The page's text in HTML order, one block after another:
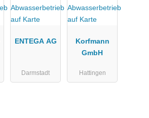
ENTEGA AG
Darmstadt
Korfmann
GmbH
Hattingen